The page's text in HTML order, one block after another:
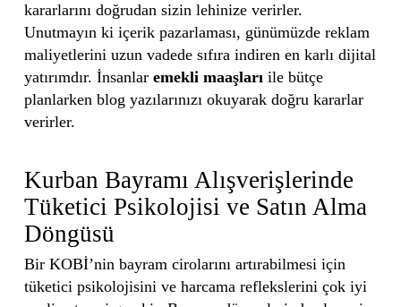
kararlarını doğrudan sizin lehinize verirler.
Unutmayın ki içerik pazarlaması, günümüzde reklam
maliyetlerini uzun vadede sıfıra indiren en karlı dijital
yatırımdır. İnsanlar emekli maaşlarıile bütçe
planlarken blog yazılarınızı okuyarak doğru kararlar
verirler.
Kurban Bayramı Alışverişlerinde
Tüketici Psikolojisi ve Satın Alma
Döngüsü
Bir KOBİ’nin bayram cirolarını artırabilmesi için
tüketici psikolojisini ve harcama reflekslerini çok iyi